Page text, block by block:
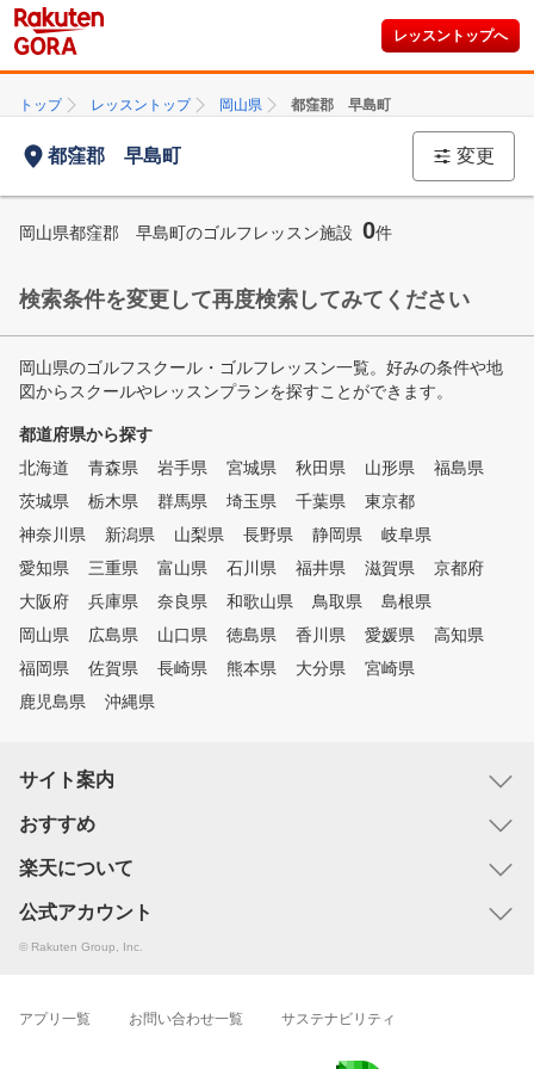
レッスントップへ
トップ レッスントップ 岡山県 都窪郡 早島町
都窪郡 早島町 変更
岡山県都窪郡 早島町のゴルフレッスン施設 0件
検索条件を変更して再度検索してみてください
岡山県のゴルフスクール・ゴルフレッスン一覧。好みの条件や地
図からスクールやレッスンプランを探すことができます。
都道府県から探す
北海道
青森県 岩手県 宮城県 秋田県 山形県
福島県
茨城県
栃木県 群馬県 埼玉県 千葉県
東京都
神奈川県
新潟県 山梨県 長野県 静岡県
岐阜県
愛知県
三重県 富山県 石川県 福井県 滋賀県
京都府
大阪府
兵庫県 奈良県 和歌山県 鳥取県
島根県
岡山県
広島県 山口県 徳島県 香川県 愛媛県
高知県
福岡県
佐賀県 長崎県 熊本県 大分県
宮崎県
鹿児島県
沖縄県
サイト案内
おすすめ
楽天について
公式アカウント
© Rakuten Group, Inc.
アプリ一覧 お問い合わせ一覧 サステナビリティ